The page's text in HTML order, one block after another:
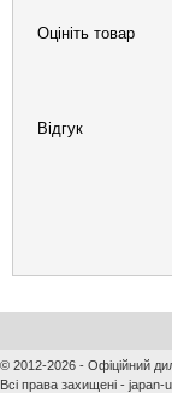
Оцініть товар
Відгук
© 2012-2026 - Офіційний
Всі права захищені - japan-